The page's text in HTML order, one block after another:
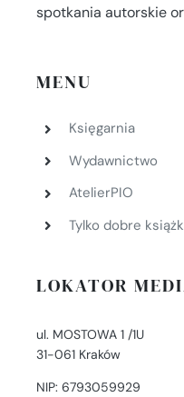
spotkania autorskie
MENU
Księgarnia
Wydawnictwo
AtelierPIO
Tylko dobre
LOKATOR
ul. MOSTOWA 1 /1U
31-061 Kraków
NIP: 6793059929